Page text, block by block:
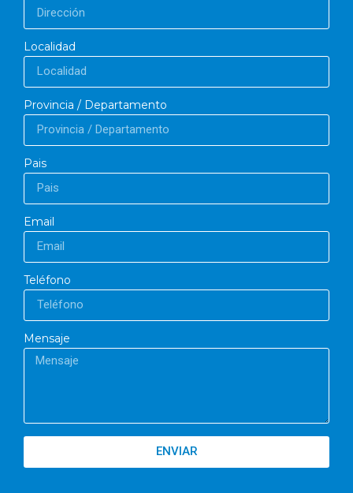
Localidad
Provincia / Departamento
Pais
Email
Teléfono
Mensaje
ENVIAR